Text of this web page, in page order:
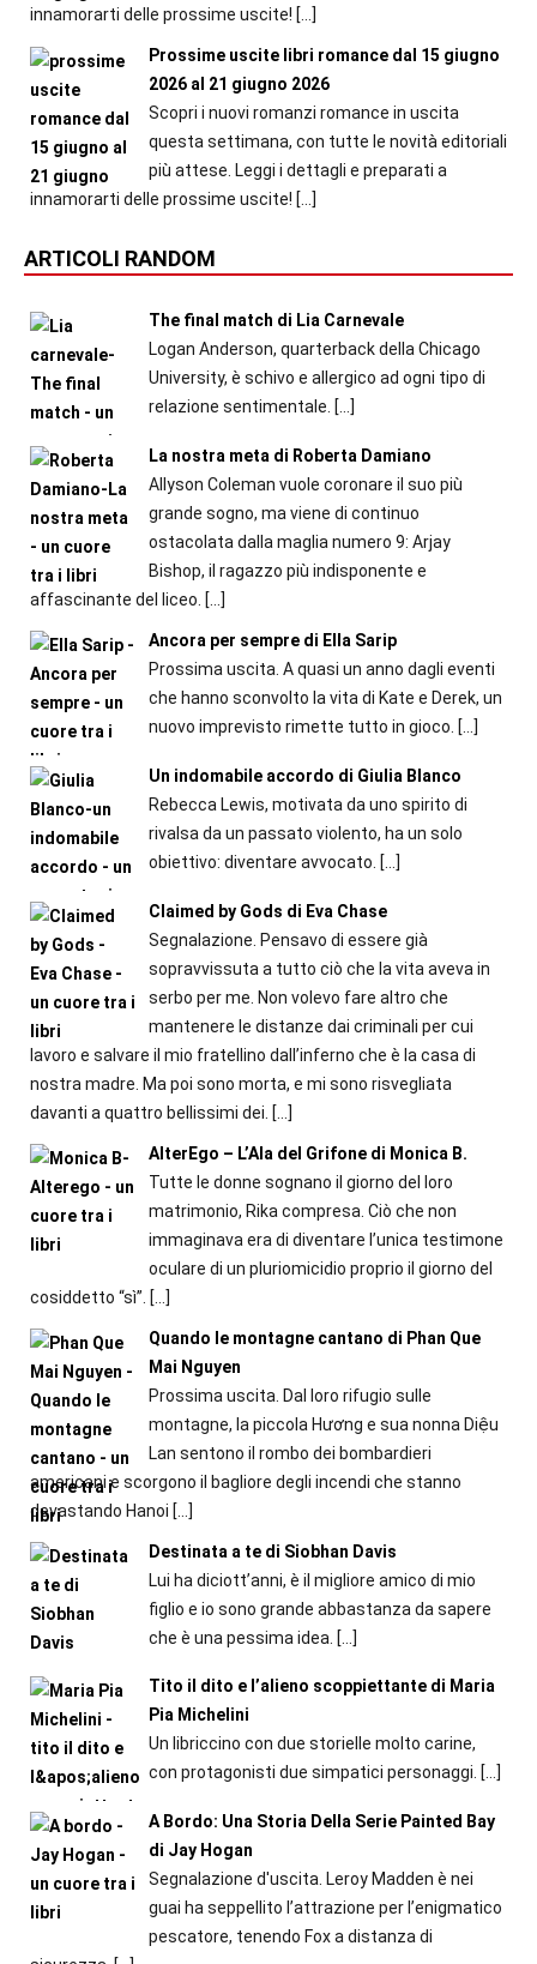
innamorarti delle prossime uscite! […]
Prossime uscite libri romance dal 15 giugno
2026 al 21 giugno 2026
Scopri i nuovi romanzi romance in uscita
questa settimana, con tutte le novità editoriali
più attese. Leggi i dettagli e preparati a
innamorarti delle prossime uscite! […]
ARTICOLI RANDOM
The final match di Lia Carnevale
Logan Anderson, quarterback della Chicago
University, è schivo e allergico ad ogni tipo di
relazione sentimentale. […]
La nostra meta di Roberta Damiano
Allyson Coleman vuole coronare il suo più
grande sogno, ma viene di continuo
ostacolata dalla maglia numero 9: Arjay
Bishop, il ragazzo più indisponente e
affascinante del liceo. […]
Ancora per sempre di Ella Sarip
Prossima uscita. A quasi un anno dagli eventi
che hanno sconvolto la vita di Kate e Derek, un
nuovo imprevisto rimette tutto in gioco. […]
Un indomabile accordo di Giulia Blanco
Rebecca Lewis, motivata da uno spirito di
rivalsa da un passato violento, ha un solo
obiettivo: diventare avvocato. […]
Claimed by Gods di Eva Chase
Segnalazione. Pensavo di essere già
sopravvissuta a tutto ciò che la vita aveva in
serbo per me. Non volevo fare altro che
mantenere le distanze dai criminali per cui
lavoro e salvare il mio fratellino dall’inferno che è la casa di
nostra madre. Ma poi sono morta, e mi sono risvegliata
davanti a quattro bellissimi dei. […]
AlterEgo – L’Ala del Grifone di Monica B.
Tutte le donne sognano il giorno del loro
matrimonio, Rika compresa. Ciò che non
immaginava era di diventare l’unica testimone
oculare di un pluriomicidio proprio il giorno del
cosiddetto “sì”. […]
Quando le montagne cantano di Phan Que
Mai Nguyen
Prossima uscita. Dal loro rifugio sulle
montagne, la piccola Hương e sua nonna Diệu
Lan sentono il rombo dei bombardieri
americani e scorgono il bagliore degli incendi che stanno
devastando Hanoi […]
Destinata a te di Siobhan Davis
Lui ha diciott’anni, è il migliore amico di mio
figlio e io sono grande abbastanza da sapere
che è una pessima idea. […]
Tito il dito e l’alieno scoppiettante di Maria
Pia Michelini
Un libriccino con due storielle molto carine,
con protagonisti due simpatici personaggi. […]
A Bordo: Una Storia Della Serie Painted Bay
di Jay Hogan
Segnalazione d'uscita. Leroy Madden è nei
guai ha seppellito l’attrazione per l’enigmatico
pescatore, tenendo Fox a distanza di